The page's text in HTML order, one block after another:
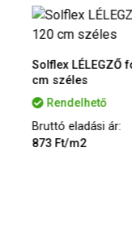
Solflex LÉLEGZŐ
cm széles
Rendelhető
Bruttó eladási ár:
873 Ft/m2